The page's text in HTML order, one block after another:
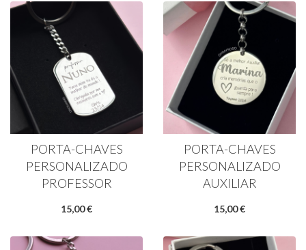
PORTA-CHAVES
PERSONALIZADO
PROFESSOR
15,00 €
PORTA-CHAVES
PERSONALIZADO
AUXILIAR
15,00 €